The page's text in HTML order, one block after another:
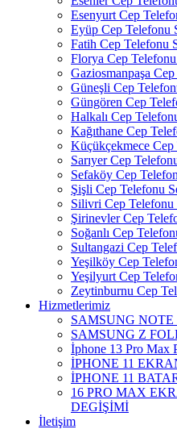
Esenyurt Cep
Eyüp Cep Telefonu
Fatih Cep Telefonu
Florya Cep
Gaziosmanpaşa
Güneşli Cep
Güngören Cep
Halkalı Cep
Kağıthane Cep
Küçükçekmece
Sarıyer Cep
Sefaköy Cep
Şişli Cep Telefonu
Silivri Cep Telefonu
Şirinevler Cep
Soğanlı Cep
Sultangazi Cep
Yeşilköy Cep
Yeşilyurt Cep
Zeytinburnu Cep
Hizmetlerimiz
SAMSUNG
SAMSUNG Z
İphone 13 Pro Max
İPHONE 11
İPHONE 11
16 PRO MAX
DEGİŞİMİ
İletişim